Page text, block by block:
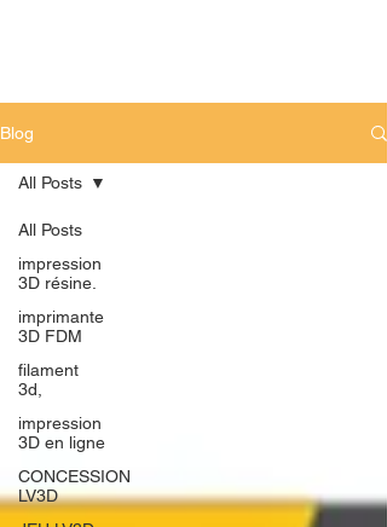
Blog
All Posts
impression
3D résine.
imprimante
3D FDM
filament
3d,
impression
3D en ligne
CONCESSION
LV3D
All Posts